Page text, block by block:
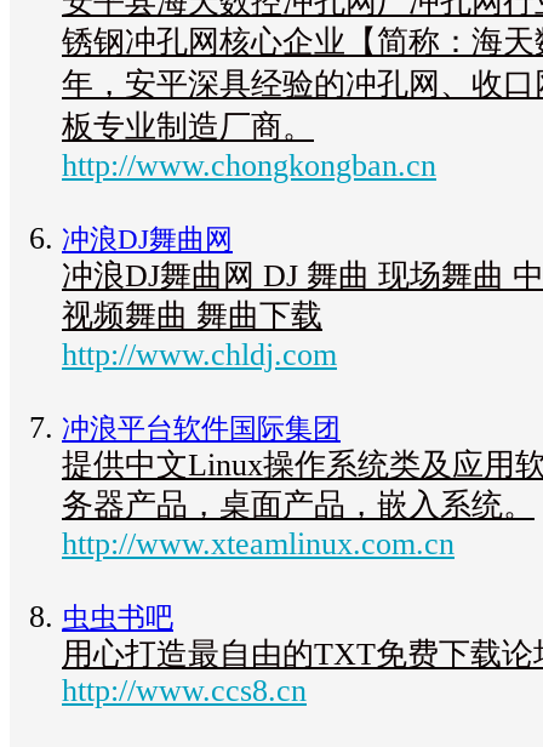
锈钢冲孔网核心企业【简称：海天
年，安平深具经验的冲孔网、收
板专业制造厂商。
http://www.chongkongban.cn
冲浪DJ舞曲网
冲浪DJ舞曲网 DJ 舞曲 现场舞曲
视频舞曲 舞曲下载
http://www.chldj.com
冲浪平台软件国际集团
提供中文Linux操作系统类及应用
务器产品，桌面产品，嵌入系统。
http://www.xteamlinux.com.cn
虫虫书吧
用心打造最自由的TXT免费下载论
http://www.ccs8.cn